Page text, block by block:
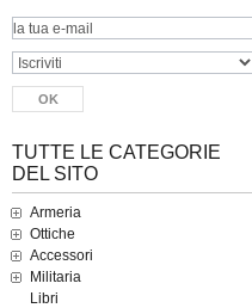
TUTTE LE CATEGORIE
DEL SITO
Armeria
Ottiche
Accessori
Militaria
Libri